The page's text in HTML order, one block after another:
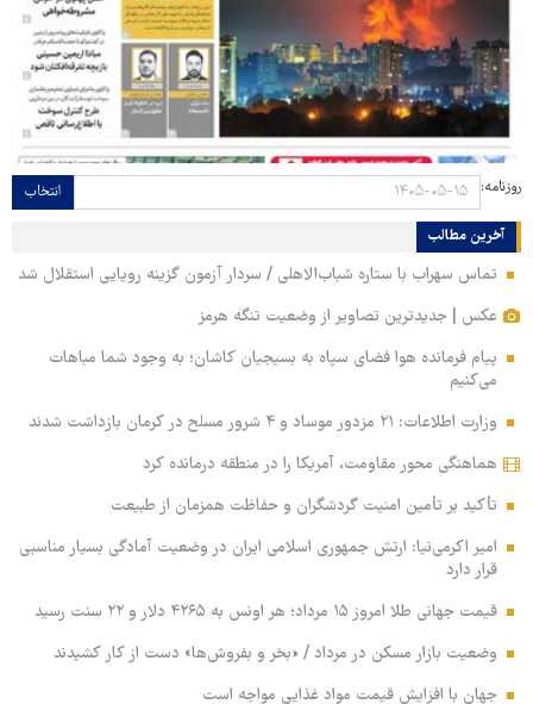
روزنامه: انتخاب
آخرین مطالب
تماس سهراب با ستاره شباب‌الاهلی / سردار آزمون گزینه رویایی استقلال شد
عکس | جدیدترین تصاویر از وضعیت تنگه هرمز
پیام فرمانده هوا فضای سپاه به بسیجیان کاشان؛ به وجود شما مباهات
می‌کنیم
وزارت اطلاعات: ۲۱ مزدور موساد و ۴ شرور مسلح در کرمان بازداشت شدند
هماهنگی محور مقاومت، آمریکا را در منطقه درمانده کرد
تأکید بر تأمین امنیت گردشگران و حفاظت همزمان از طبیعت
امیر اکرمی‌نیا: ارتش جمهوری اسلامی ایران در وضعیت آمادگی بسیار مناسبی
قرار دارد
قیمت جهانی طلا امروز ۱۵ مرداد؛ هر اونس به ۴۲۶۵ دلار و ۲۲ سنت رسید
وضعیت بازار مسکن در مرداد / «بخر و بفروش‌ها» دست از کار کشیدند
جهان با افزایش قیمت مواد غذایی مواجه است